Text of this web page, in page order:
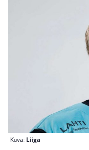
Kuva: Liiga